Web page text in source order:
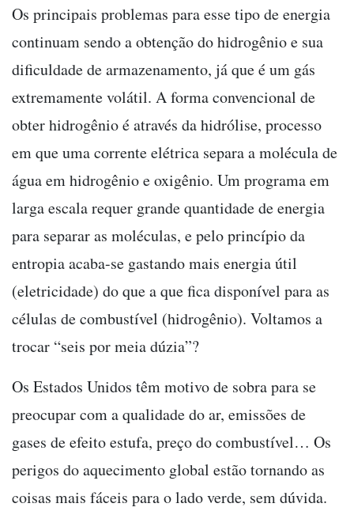
Os principais problemas para esse tipo de energia
continuam sendo a obtenção do hidrogênio e sua
dificuldade de armazenamento, já que é um gás
extremamente volátil. A forma convencional de
obter hidrogênio é através da hidrólise, processo
em que uma corrente elétrica separa a molécula de
água em hidrogênio e oxigênio. Um programa em
larga escala requer grande quantidade de energia
para separar as moléculas, e pelo princípio da
entropia acaba-se gastando mais energia útil
(eletricidade) do que a que fica disponível para as
células de combustível (hidrogênio). Voltamos a
trocar “seis por meia dúzia”?
Os Estados Unidos têm motivo de sobra para se
preocupar com a qualidade do ar, emissões de
gases de efeito estufa, preço do combustível… Os
perigos do aquecimento global estão tornando as
coisas mais fáceis para o lado verde, sem dúvida.